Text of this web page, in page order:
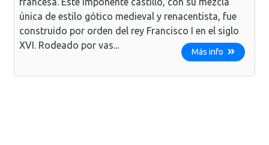
única de estilo gótico medieval y renacentista, fue
construido por orden del rey Francisco I en el siglo
XVI. Rodeado por vas...
Más info